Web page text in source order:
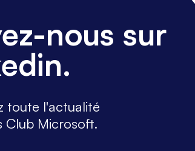
nous sur
toute l'actualité
Club Microsoft.